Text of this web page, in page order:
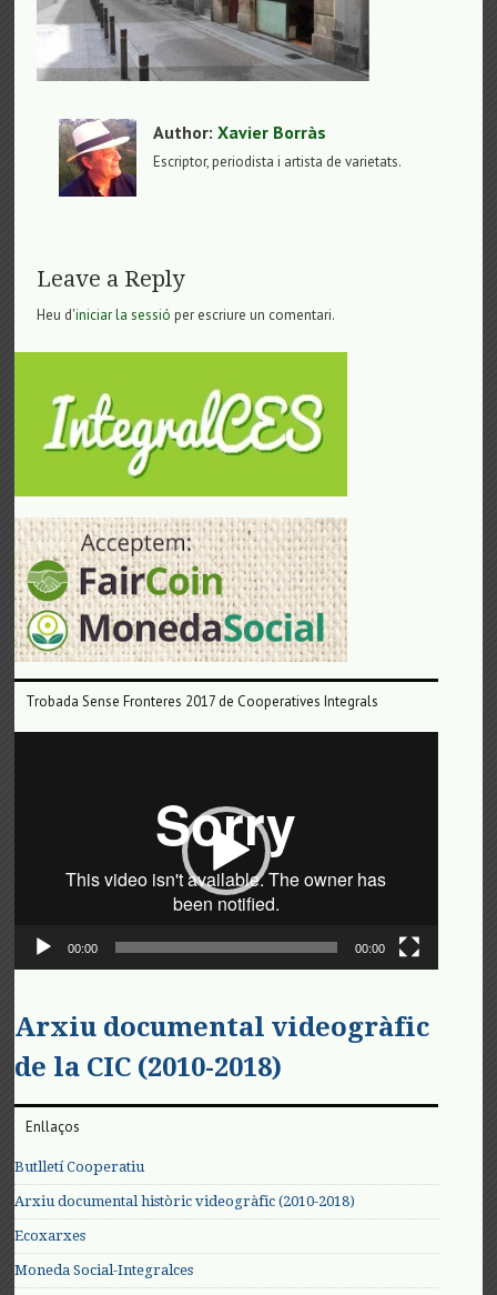
Author:Xavier Borràs
Escriptor, periodista i artista de varietats.
Leave a Reply
Heu d'iniciar la sessió per escriure un comentari.
Trobada Sense Fronteres 2017 de Cooperatives Integrals
00:00 00:00
Arxiu documental videogràfic
de la CIC (2010-2018)
Enllaços
Butlletí Cooperatiu
Arxiu documental històric videogràfic (2010-2018)
Ecoxarxes
Moneda Social-Integralces